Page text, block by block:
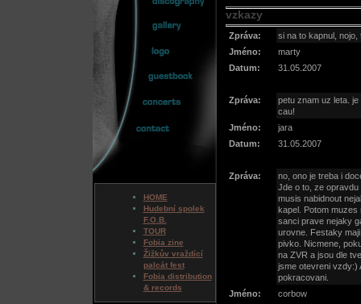
HOME
Hudební spolek
F.O.B.
TOUR
Fobia zine
Žižkův vraždící
palcát fest
Fobia distribution
& records
vzkazy
Zpráva:
si na to kapnul,
Jméno:
marty
Datum:
31.05.2007
Zpráva:
petu znam uz leta.
cau!
Jméno:
jara
Datum:
31.05.2007
Zpráva:
no, ono je treba i
Jde o to, ze
musis nabidnout
kapel. Potom muzes
sanci prave nejaky
urovne. Festaky
pivko. Nicmene,
na ZVR a jsou dle
jsme otevreni vzdy:)
pokracovani.
Jméno:
corbow